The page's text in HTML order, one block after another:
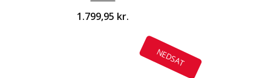
1.799,95 kr.
NEDSAT